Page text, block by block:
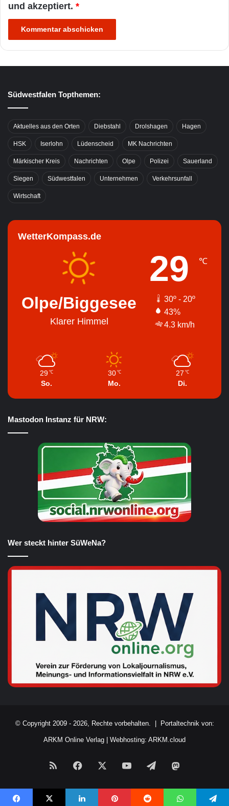
und akzeptiert. *
Südwestfalen Topthemen:
Aktuelles aus den Orten Diebstahl Drolshagen Hagen
HSK Iserlohn Lüdenscheid MK Nachrichten
Märkischer Kreis Nachrichten Olpe Polizei Sauerland
Siegen Südwestfalen Unternehmen Verkehrsunfall
Wirtschaft
WetterKompass.de
Olpe/Biggesee
Klarer Himmel
29 ℃
30º - 20º
43%
4.3 km/h
29 ℃
So.
30 ℃
Mo.
27 ℃
Di.
Mastodon Instanz für NRW:
Wer steckt hinter SüWeNa?
© Copyright 2009 - 2026, Rechte vorbehalten. | Portaltechnik von:
ARKM Online Verlag Webhosting: ARKM.cloud
RSS Facebook YouTubeTelegram